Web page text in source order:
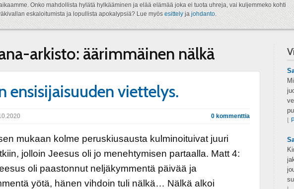
Onko mahdollista hylätä hylkääminen ja elää elämää joka ei tuota uhreja, vai kuljemmeko kohti
eskaloitumista ja lopullista apokalypsiä? Lue myösesittelyjajohdanto.
arkisto: äärimmäinen nälkä
ensisijaisuuden viettelys.
0 kommenttia
mukaan kolme peruskiusausta kulminoituivat juuri
jolloin Jeesus oli jo menehtymisen partaalla. Matt 4:
oli paastonnut neljäkymmentä päivää ja
yötä, hänen vihdoin tuli nälkä… Nälkä alkoi